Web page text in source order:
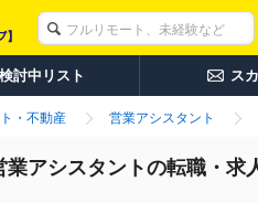
検討中リスト ス
・不動産 営業アシスタント
アシスタントの転職・求